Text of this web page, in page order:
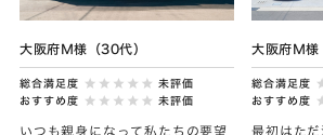
大阪府Ｍ様（30代）
総合満足度
未評価
おすすめ度
未評価
いつも親身になって私たちの要望
大阪府Ｍ様
総合満足度
おすすめ度
最初はた